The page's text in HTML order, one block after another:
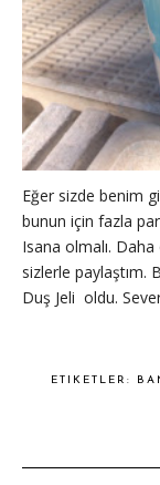
Eğer sizde benim
bunun için fazla
Isana olmalı.
sizlerle paylaştım.
Duş Jeli oldu.
ETIKETLER: